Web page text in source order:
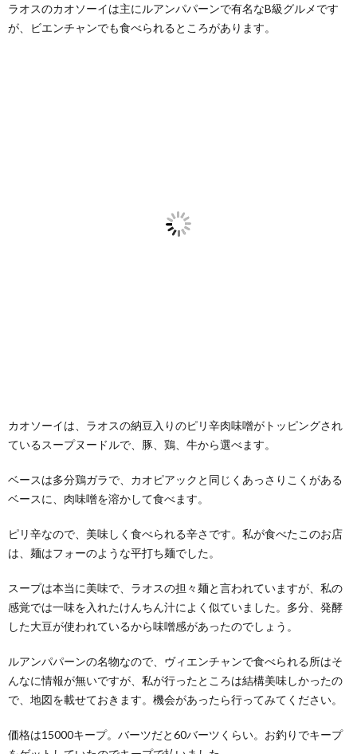
ラオスのカオソーイは主にルアンパパーンで有名なB級グルメです
が、ビエンチャンでも食べられるところがあります。
カオソーイは、ラオスの納豆入りのピリ辛肉味噌がトッピングされ
ているスープヌードルで、豚、鶏、牛から選べます。
ベースは多分鶏ガラで、カオピアックと同じくあっさりこくがある
ベースに、肉味噌を溶かして食べます。
ピリ辛なので、美味しく食べられる辛さです。私が食べたこのお店
は、麺はフォーのような平打ち麺でした。
スープは本当に美味で、ラオスの担々麺と言われていますが、私の
感覚では一味を入れたけんちん汁によく似ていました。多分、発酵
した大豆が使われているから味噌感があったのでしょう。
ルアンパパーンの名物なので、ヴィエンチャンで食べられる所はそ
んなに情報が無いですが、私が行ったところは結構美味しかったの
で、地図を載せておきます。機会があったら行ってみてください。
価格は15000キープ。バーツだと60バーツくらい。お釣りでキープ